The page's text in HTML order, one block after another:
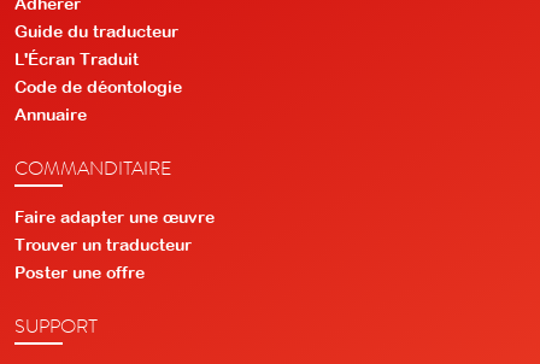
Guide du traducteur
L'Écran Traduit
Code de déontologie
Annuaire
COMMANDITAIRE
Faire adapter une œuvre
Trouver un traducteur
Poster une offre
SUPPORT